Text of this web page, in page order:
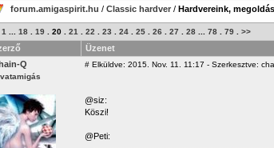
forum.amigaspirit.hu / Classic hardver / Hardvereink,
1 18 19 20 21 22 23 24 25 26 27 28 78 79 >>
Üzenet
Q
# Elküldve: 2015. Nov. 11. 11:17 - Szerkesztve:
@siz:
Köszi!
@Peti: